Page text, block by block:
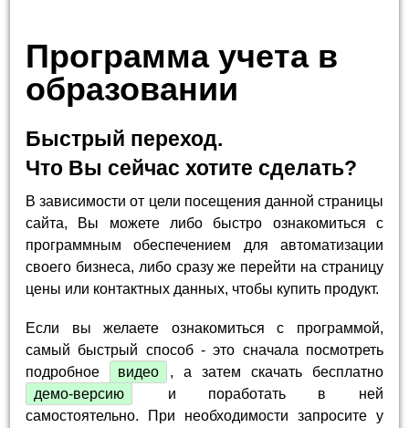
Программа учета в
образовании
Быстрый переход.
Что Вы сейчас хотите сделать?
В зависимости от цели посещения данной страницы
сайта, Вы можете либо быстро ознакомиться с
программным обеспечением для автоматизации
своего бизнеса, либо сразу же перейти на страницу
цены или контактных данных, чтобы купить продукт.
Если вы желаете ознакомиться с программой,
самый быстрый способ - это сначала посмотреть
подробное
видео
, а затем скачать бесплатно
демо-версию
и поработать в ней
самостоятельно. При необходимости запросите у